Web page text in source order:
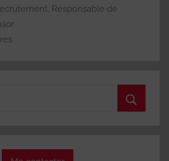
, Responsable de